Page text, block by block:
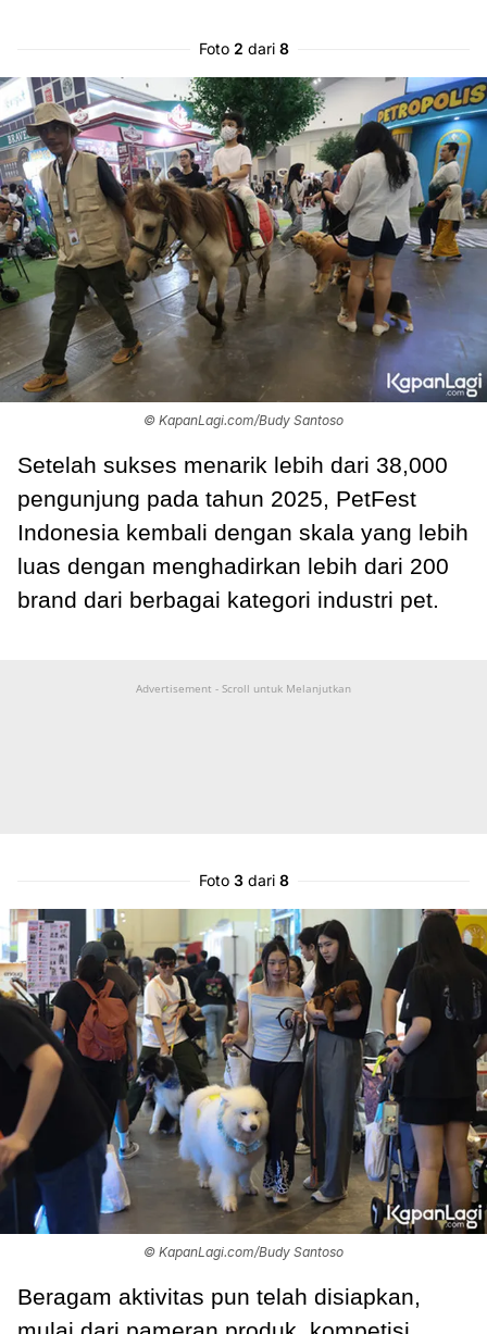
Foto 2 dari 8
© KapanLagi.com/Budy Santoso
Setelah sukses menarik lebih dari 38,000
pengunjung pada tahun 2025, PetFest
Indonesia kembali dengan skala yang lebih
luas dengan menghadirkan lebih dari 200
brand dari berbagai kategori industri pet.
Advertisement - Scroll untuk Melanjutkan
Foto 3dari 8
© KapanLagi.com/Budy Santoso
Beragam aktivitas pun telah disiapkan,